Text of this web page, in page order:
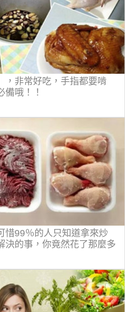
，非常好吃，手指都要啃
備哦！！
惜99％的人只知道拿來炒
決的事，你竟然花了那麼多